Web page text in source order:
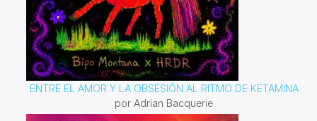
ENTRE EL AMOR Y LA OBSESIÓN AL RITMO DE KETAMINA
por Adrian Bacquerie